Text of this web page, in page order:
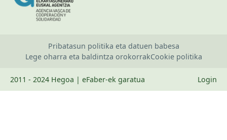
Pribatasun politika eta datuen babesa
Lege oharra eta baldintza orokorrakCookie politika
2011 - 2024 Hegoa | eFaber-ek garatua Login